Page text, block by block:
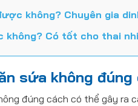
không? Chuyên gia
không? Có tốt cho thai
sứa không đúng
đúng cách có thể gây ra